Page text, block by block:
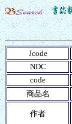
Jcode
NDC
code
商品名
作者